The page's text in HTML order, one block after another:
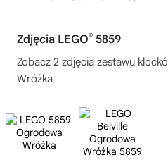
Zdjęcia LEGO® 5859
Zobacz 2 zdjęcia zestawu
Wróżka